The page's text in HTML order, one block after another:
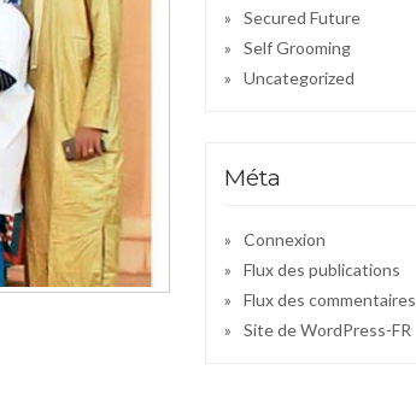
Secured Future
Self Grooming
Uncategorized
Méta
Connexion
Flux des publications
Flux des commentaires
Site de WordPress-FR